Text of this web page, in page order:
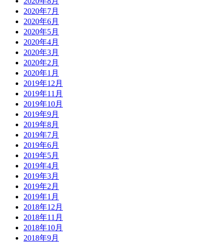
2020年7月
2020年6月
2020年5月
2020年4月
2020年3月
2020年2月
2020年1月
2019年12月
2019年11月
2019年10月
2019年9月
2019年8月
2019年7月
2019年6月
2019年5月
2019年4月
2019年3月
2019年2月
2019年1月
2018年12月
2018年11月
2018年10月
2018年9月